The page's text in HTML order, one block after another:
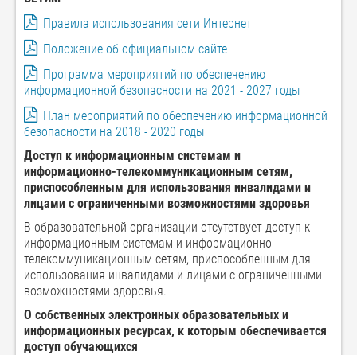
Правила использования сети Интернет
Положение об официальном сайте
Программа мероприятий по обеспечению
информационной безопасности на 2021 - 2027 годы
План мероприятий по обеспечению информационной
безопасности на 2018 - 2020 годы
Доступ к информационным системам и
информационно-телекоммуникационным сетям,
приспособленным для использования инвалидами и
лицами с ограниченными возможностями здоровья
В образовательной организации отсутствует доступ к
информационным системам и информационно-
телекоммуникационным сетям, приспособленным для
использования инвалидами и лицами с ограниченными
возможностями здоровья.
О собственных электронных образовательных и
информационных ресурсах, к которым обеспечивается
доступ обучающихся